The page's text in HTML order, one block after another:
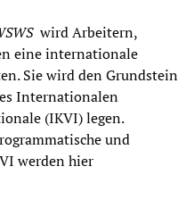
wird Arbeitern,
eine internationale
Sie wird den Grundstein
Internationalen
(IKVI) legen.
und
werden hier